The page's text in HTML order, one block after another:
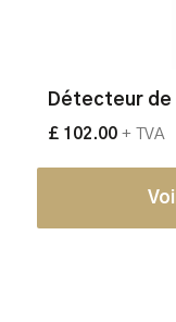
Détecteur de
£ 102.00 + TVA